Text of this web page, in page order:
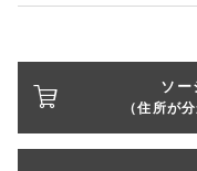
ソー
（住所が